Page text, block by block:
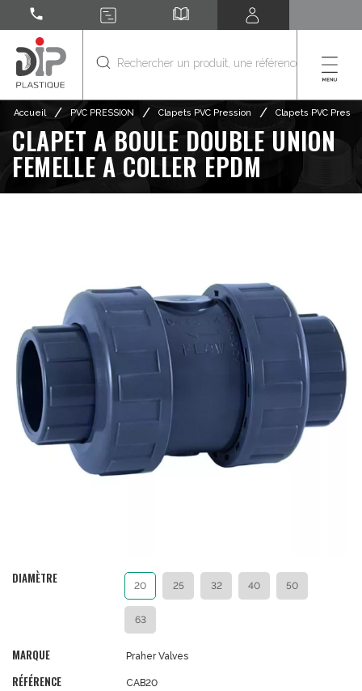
call
Accueil / PVC PRESSION / Clapets PVC Pression / Clapets PVC
CLAPET A BOULE DOUBLE UNION
FEMELLE A COLLER EPDM
DIAMÈTRE 20 25 32 40 50
63
MARQUE Praher Valves
RÉFÉRENCE CAB20